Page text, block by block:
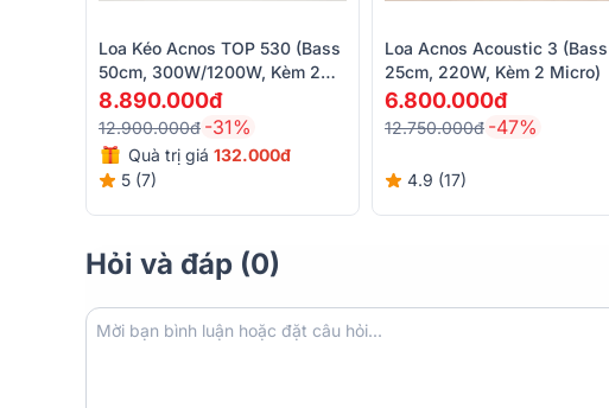
người dùng.
Loa Kéo Acnos TOP 530 (Bass
50cm, 300W/1200W, Kèm 2
Micro)
8.890.000đ
12.900.000đ -31%
Quà trị giá 132.000đ
5 (7)
Loa Acnos Acoustic 3 (Bass
25cm, 220W, Kèm 2 Micro)
6.800.000đ
12.750.000đ -47%
4.9 (17)
Hỏi và đáp (0)